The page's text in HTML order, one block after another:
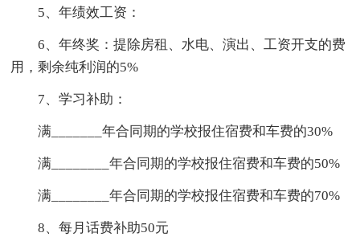
5、年绩效工资：
6、年终奖：提除房租、水电、演出、工资开支的费
用，剩余纯利润的5%
7、学习补助：
满_______年合同期的学校报住宿费和车费的30%
满________年合同期的学校报住宿费和车费的50%
满________年合同期的学校报住宿费和车费的70%
8、每月话费补助50元